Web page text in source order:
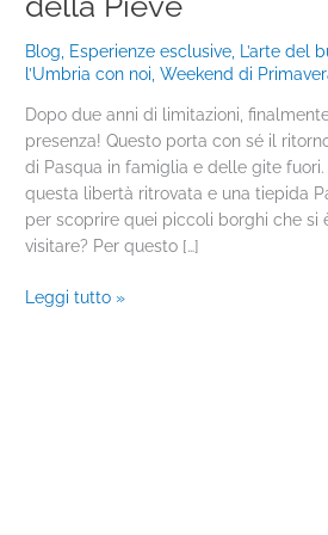
Blog Esperienze esclusive L’arte del
l’Umbria con noi ,Weekend di
Dopo due anni di limitazioni,
presenza! Questo porta con sé il
di Pasqua in famiglia e delle gite
questa libertà ritrovata e una tiepida
per scoprire quei piccoli borghi che si
visitare? Per questo […]
della
a
della
Pieve
Leggi tutto »